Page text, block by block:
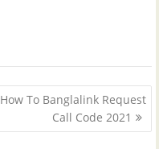
How To Banglalink Request
Call Code 2021